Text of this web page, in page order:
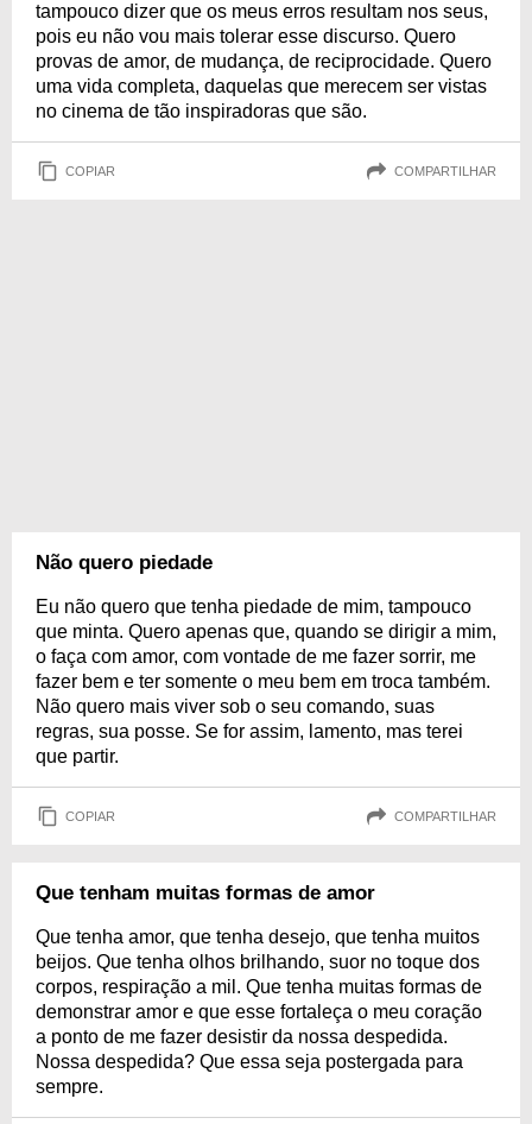
tampouco dizer que os meus erros resultam nos seus,
pois eu não vou mais tolerar esse discurso. Quero
provas de amor, de mudança, de reciprocidade. Quero
uma vida completa, daquelas que merecem ser vistas
no cinema de tão inspiradoras que são.
COPIAR COMPARTILHAR
Não quero piedade
Eu não quero que tenha piedade de mim, tampouco
que minta. Quero apenas que, quando se dirigir a mim,
o faça com amor, com vontade de me fazer sorrir, me
fazer bem e ter somente o meu bem em troca também.
Não quero mais viver sob o seu comando, suas
regras, sua posse. Se for assim, lamento, mas terei
que partir.
COPIAR COMPARTILHAR
Que tenham muitas formas de amor
Que tenha amor, que tenha desejo, que tenha muitos
beijos. Que tenha olhos brilhando, suor no toque dos
corpos, respiração a mil. Que tenha muitas formas de
demonstrar amor e que esse fortaleça o meu coração
a ponto de me fazer desistir da nossa despedida.
Nossa despedida? Que essa seja postergada para
sempre.